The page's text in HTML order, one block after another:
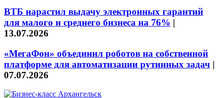
ВТБ нарастил выдачу электронных гарантий
для малого и среднего бизнеса на 76% |
13.07.2026
«МегаФон» объединил роботов на собственной
платформе для автоматизации рутинных задач |
07.07.2026